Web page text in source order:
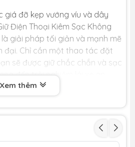
giá đỡ kẹp vướng víu và dây
Điện Thoại Kiêm Sạc Không
giải pháp tối giản và mạnh mẽ
đại. Chỉ cần một thao tác đặt
sẽ được giữ chắc chắn và sạc
đến trải nghiệm lái xe an
CHO BẠN🏆
MẠNH & TỰ ĐỘNG CĂN CHỈNH:
Xem thêm